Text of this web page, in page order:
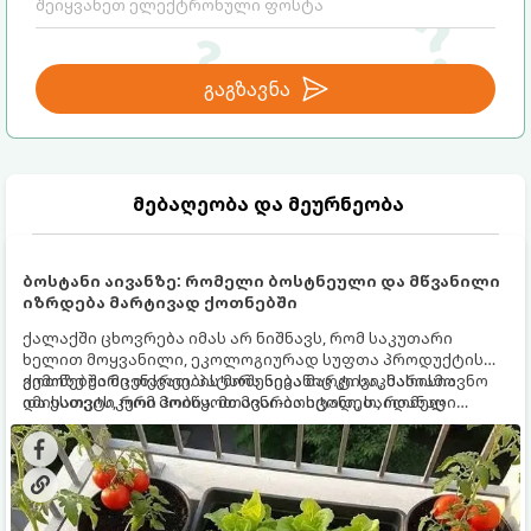
გაგზავნა
მებაღეობა და მეურნეობა
ბოსტანი აივანზე: რომელი ბოსტნეული და მწვანილი
იზრდება მარტივად ქოთნებში
ქალაქში ცხოვრება იმას არ ნიშნავს, რომ საკუთარი
ხელით მოყვანილი, ეკოლოგიურად სუფთა პროდუქტის
გემოზე უარი თქვათ. პატარა აივანიც კი საკმარისია
იმისათვის, რომ მოიწყოთ მინი-ბოსტანი, საიდანაც
ყოველდღიურად ახალ, არომატულ მწვანილსა და
ბოსტნეულს მოკრეფთ.
ქოთნებში მცენარეების მოშენება მარტივი, სასიამოვნო
და ესთეტიკური ჰობია. მთავარია იცოდეთ, რომელი
კულტურები ეგუებიან ქოთნის პირობებს ყველაზე კარგად
და როგორ მოუაროთ მათ სწორად.